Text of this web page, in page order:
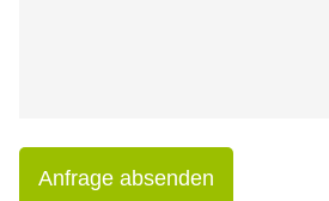
Anfrage absenden